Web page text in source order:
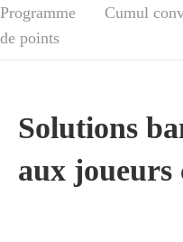
Programme
de points
Cumul
Solutions
aux joueurs